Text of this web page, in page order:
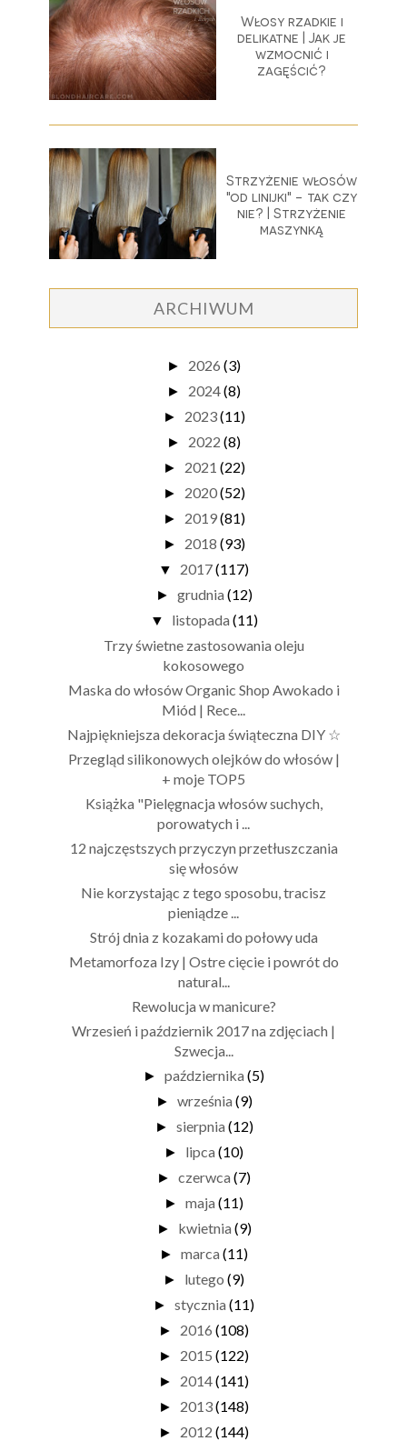
Włosy rzadkie i
delikatne | Jak je
wzmocnić i
zagęścić?
Strzyżenie włosów
"od linijki" - tak czy
nie? | Strzyżenie
maszynką
ARCHIWUM
► 2026 (3)
► 2024(8)
► 2023(11)
► 2022 (8)
► 2021 (22)
► 2020(52)
► 2019(81)
► 2018 (93)
▼ 2017(117)
► grudnia (12)
▼ listopada (11)
Trzy świetne zastosowania oleju
kokosowego
Maska do włosów Organic Shop Awokado i
Miód | Rece...
Najpiękniejsza dekoracja świąteczna DIY ☆
Przegląd silikonowych olejków do włosów |
+ moje TOP5
Książka "Pielęgnacja włosów suchych,
porowatych i ...
12 najczęstszych przyczyn przetłuszczania
się włosów
Nie korzystając z tego sposobu, tracisz
pieniądze ...
Strój dnia z kozakami do połowy uda
Metamorfoza Izy | Ostre cięcie i powrót do
natural...
Rewolucja w manicure?
Wrzesień i październik 2017 na zdjęciach |
Szwecja...
► października (5)
► września (9)
► sierpnia (12)
► lipca (10)
► czerwca (7)
► maja (11)
► kwietnia (9)
► marca (11)
► lutego (9)
► stycznia (11)
► 2016 (108)
► 2015 (122)
► 2014(141)
► 2013(148)
► 2012 (144)